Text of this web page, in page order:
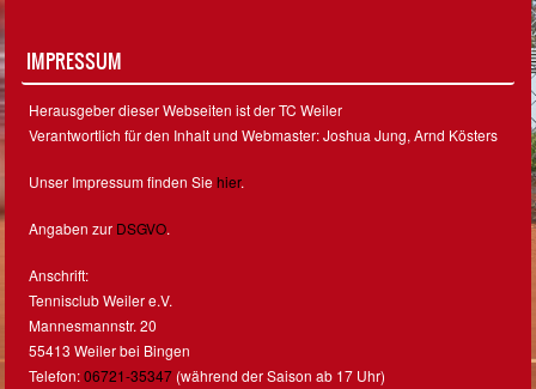
IMPRESSUM
Herausgeber dieser Webseiten ist der TC Weiler
Verantwortlich für den Inhalt und Webmaster: Joshua Jung, Arnd Kösters
Unser Impressum finden Siehier.
Angaben zur DSGVO.
Anschrift:
Tennisclub Weiler e.V.
Mannesmannstr. 20
55413 Weiler bei Bingen
Telefon:06721-35347 (während der Saison ab 17 Uhr)